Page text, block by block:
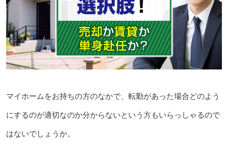
マイホームをお持ちの方のなかで、転勤があった場合どのよう
にするのが適切なのか分からないという方もいらっしゃるので
はないでしょうか。